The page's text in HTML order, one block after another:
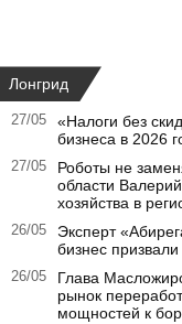
Лонгрид
27/05
«Налоги без
бизнеса в 2026
27/05
Роботы не
области
хозяйства в
26/05
Эксперт
бизнес
26/05
Глава
рынок
мощностей к